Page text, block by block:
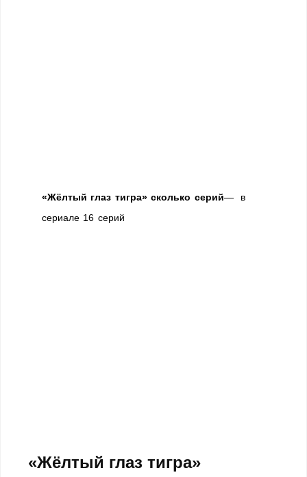
«Жёлтый глаз тигра» сколько серий— в
сериале 16 серий
«Жёлтый глаз тигра»